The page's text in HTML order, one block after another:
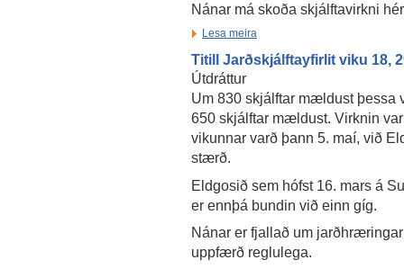
Nánar má skoða skjálftavirkni
Lesa meira
Titill Jarðskjálftayfirlit viku 18,
Útdráttur
Um 830 skjálftar mældust þessa
650 skjálftar mældust. Virknin
vikunnar varð þann 5. maí, við
stærð.
Eldgosið sem hófst 16. mars á
er ennþá bundin við einn gíg.
Nánar er fjallað um
uppfærð reglulega.